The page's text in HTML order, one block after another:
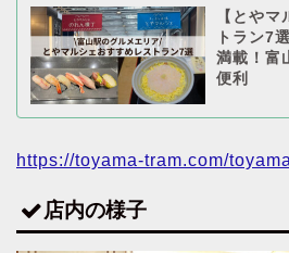
【とや
トラン7
満載！富
便利
https://toyama-tram.com/
店内の様子